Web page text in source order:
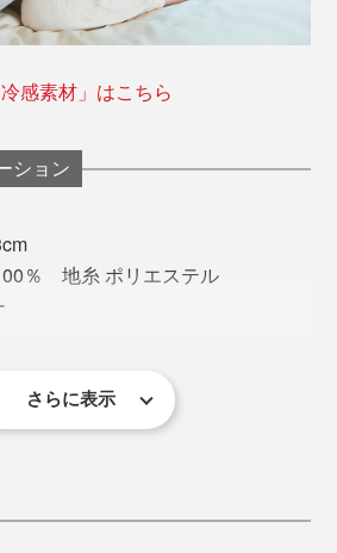
感素材」はこちら
ション
％ 地糸 ポリエステル
さらに表示